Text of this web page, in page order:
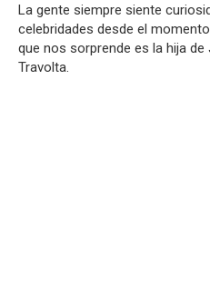
La gente siempre siente
celebridades desde el
que nos sorprende es la hija de
Travolta.